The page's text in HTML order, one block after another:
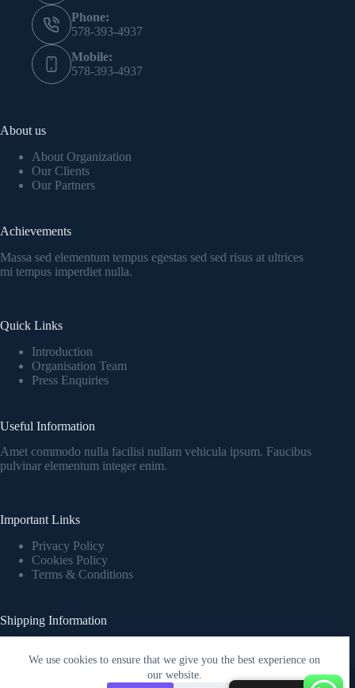
We use cookies to ensure that we give you the best experience on
our website.
Phone:
578-393-4937
Mobile:
578-393-4937
About us
About Organization
Our Clients
Our Partners
Achievements
Massa sed elementum tempus egestas sed sed risus at ultrices
mi tempus imperdiet nulla.
Quick Links
Introduction
Organisation Team
Press Enquiries
Useful Information
Amet commodo nulla facilisi nullam vehicula ipsum. Faucibus
pulvinar elementum integer enim.
Important Links
Privacy Policy
Cookies Policy
Terms & Conditions
Shipping Information
pellentesque elit eget.
Copyright © 2026 - WordPress Theme by
Creative Themes